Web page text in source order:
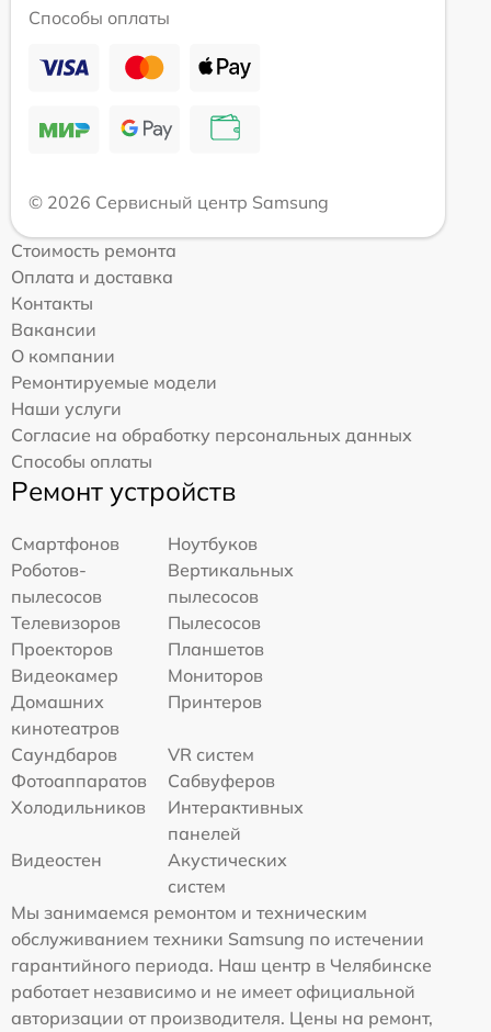
Способы оплаты
© 2026 Сервисный центр Samsung
Стоимость ремонта
Оплата и доставка
Контакты
Вакансии
О компании
Ремонтируемые модели
Наши услуги
Согласие на обработку персональных данных
Способы оплаты
Ремонт устройств
Смартфонов
Ноутбуков
Роботов-
пылесосов
Вертикальных
пылесосов
Телевизоров
Пылесосов
Проекторов
Планшетов
Видеокамер
Мониторов
Домашних
кинотеатров
Принтеров
Саундбаров
VR систем
Фотоаппаратов
Сабвуферов
Холодильников
Интерактивных
панелей
Видеостен
Акустических
систем
Мы занимаемся ремонтом и техническим
обслуживанием техники Samsung по истечении
гарантийного периода. Наш центр в Челябинске
работает независимо и не имеет официальной
авторизации от производителя. Цены на ремонт,